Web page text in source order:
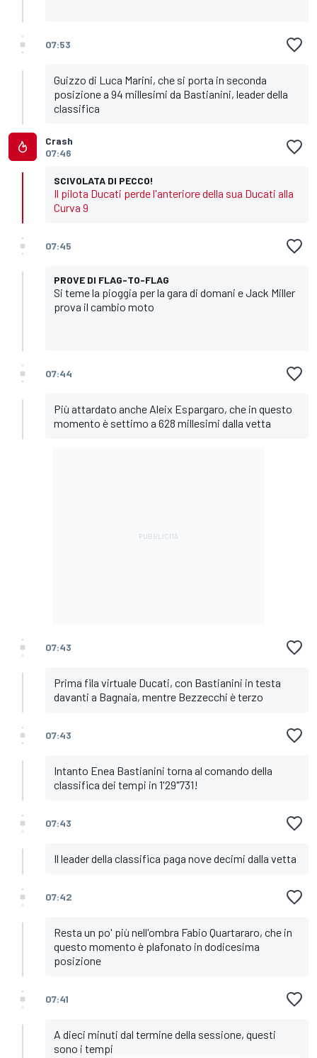
07:53
Guizzo di Luca Marini, che si porta in seconda
posizione a 94 millesimi da Bastianini, leader della
classifica
Crash
07:46
SCIVOLATA DI PECCO!
Il pilota Ducati perde l'anteriore della sua Ducati alla
Curva 9
07:45
PROVE DI FLAG-TO-FLAG
Si teme la pioggia per la gara di domani e Jack Miller
prova il cambio moto
07:44
Più attardato anche Aleix Espargaro, che in questo
momento è settimo a 628 millesimi dalla vetta
07:43
Prima fila virtuale Ducati, con Bastianini in testa
davanti a Bagnaia, mentre Bezzecchi è terzo
07:43
Intanto Enea Bastianini torna al comando della
classifica dei tempi in 1'29"731!
07:43
Il leader della classifica paga nove decimi dalla vetta
07:42
Resta un po' più nell'ombra Fabio Quartararo, che in
questo momento è plafonato in dodicesima
posizione
07:41
A dieci minuti dal termine della sessione, questi
sono i tempi